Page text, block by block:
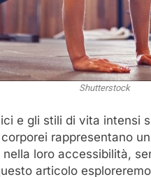
Shutterstock
e gli stili di vita intensi
rappresentano
loro accessibilità,
articolo